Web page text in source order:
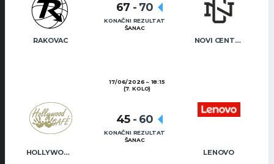
RAKOVAC NOVI CENTAR
67 - 70
KONAČNI REZULTAT
ŠANAC
17/06/2026
18:15
(7. KOLO)
HOLLYWOOD CAFÉ LENOVO
45 - 60
KONAČNI REZULTAT
ŠANAC